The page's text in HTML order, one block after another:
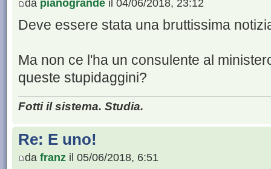
da pianogrande il 04/06/2018, 23:12
Deve essere stata una bruttissima
Ma non ce l'ha un consulente al
queste stupidaggini?
Fotti il sistema. Studia.
Re: E uno!
da franz il 05/06/2018, 6:51